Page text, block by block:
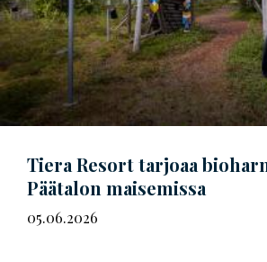
Tiera Resort tarjoaa
Päätalon maisemissa
05.06.2026